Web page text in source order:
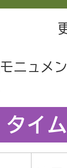
ニュメ
タイ